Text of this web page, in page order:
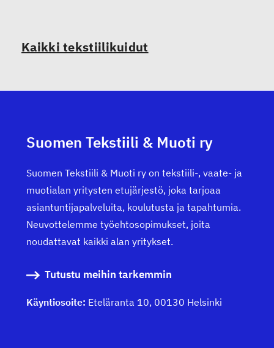
Kaikki tekstiilikuidut
Suomen Tekstiili & Muoti ry
Suomen Tekstiili & Muoti ry on tekstiili-, vaate- ja
muotialan yritysten etujärjestö, joka tarjoaa
asiantuntijapalveluita, koulutusta ja tapahtumia.
Neuvottelemme työehtosopimukset, joita
noudattavat kaikki alan yritykset.
Tutustu meihin tarkemmin
Käyntiosoite: Eteläranta 10, 00130 Helsinki